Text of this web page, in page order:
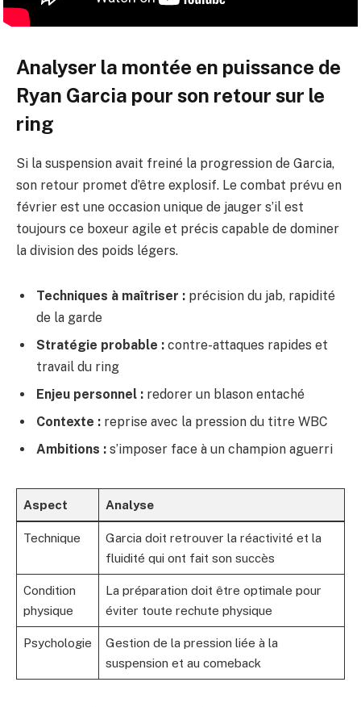
Analyser la montée en puissance de
Ryan Garcia pour son retour sur le
ring
Si la suspension avait freiné la progression de Garcia,
son retour promet d’être explosif. Le combat prévu en
février est une occasion unique de jauger s’il est
toujours ce boxeur agile et précis capable de dominer
la division des poids légers.
Techniques à maîtriser : précision du jab, rapidité
de la garde
Stratégie probable : contre-attaques rapides et
travail du ring
Enjeu personnel : redorer un blason entaché
Contexte : reprise avec la pression du titre WBC
Ambitions : s’imposer face à un champion aguerri
Aspect Analyse
Technique
Garcia doit retrouver la réactivité et la
fluidité qui ont fait son succès
Condition
physique
La préparation doit être optimale pour
éviter toute rechute physique
Psychologie
Gestion de la pression liée à la
suspension et au comeback